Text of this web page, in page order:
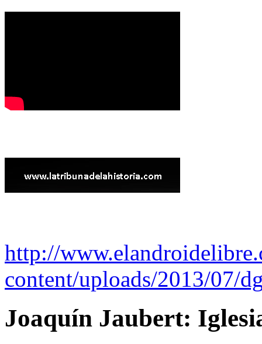
http://
content/uploads/2013/07/
Joaquín Jaubert: